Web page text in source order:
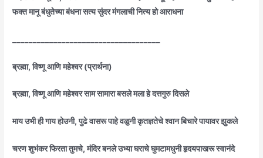
फक्त मानू बंधुतेच्या बंधना सत्य सुंदर मंगलाची नित्य हो आराधना
ब्रह्मा, विष्णू आणि महेश्वर (प्रार्थना)
ब्रह्मा, विष्णू आणि महेश्वर साम सामारा बसले मला हे दत्तगुरु दिसले
माय उभी ही गाय होउनी, पुढे वासरू पाहे वळुनी कृतज्ञतेचे श्वान बिचारे पायावर झुकले
चरण शुभंकर फिरता तुमचे, मंदिर बनले उभ्या घराचे घुमटामधुनी हृदयपाखरू स्वानंदे